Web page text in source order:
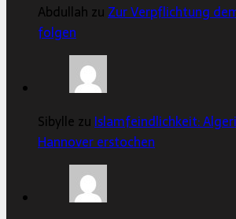
Abdullah zu Zur Verpflichtung
folgen
Sibylle zu Islamfeindlichkeit:
Hannover erstochen